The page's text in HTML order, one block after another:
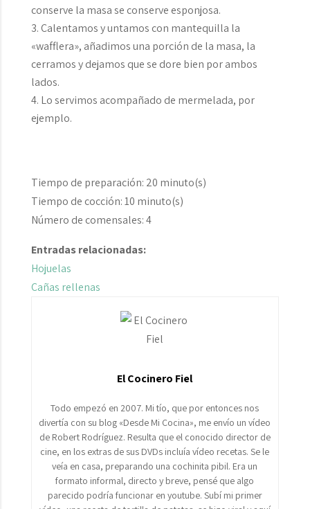
conserve la masa se conserve esponjosa.
Calentamos y untamos con mantequilla la
«wafflera», añadimos una porción de la masa, la
cerramos y dejamos que se dore bien por ambos
lados.
Lo servimos acompañado de mermelada, por
ejemplo.
Tiempo de preparación: 20 minuto(s)
Tiempo de cocción:10 minuto(s)
Número de comensales:4
Entradas relacionadas:
Hojuelas
Cañas rellenas
El Cocinero Fiel
Todo empezó en 2007. Mi tío, que por entonces nos
divertía con su blog «Desde Mi Cocina», me envío un vídeo
de Robert Rodríguez. Resulta que el conocido director de
cine, en los extras de sus DVDs incluía vídeo recetas. Se le
veía en casa, preparando una cochinita pibil. Era un
formato informal, directo y breve, pensé que algo
parecido podría funcionar en youtube. Subí mi primer